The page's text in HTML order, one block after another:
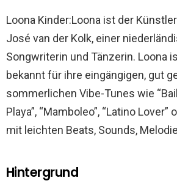
Loona Kinder:Loona ist der
José van der Kolk, einer
Songwriterin und Tänzerin. Loona
bekannt für ihre eingängigen, gut
sommerlichen Vibe-Tunes wie
Playa”, “Mamboleo”, “Latino Lover”
mit leichten Beats, Sounds,
Hintergrund